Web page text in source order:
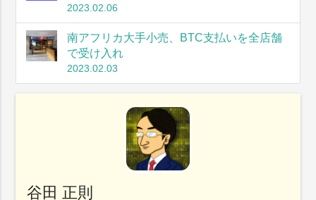
2023.02.06
南アフリカ大手小売、BTC支払いを全店舗
で受け入れ
2023.02.03
谷田 正則